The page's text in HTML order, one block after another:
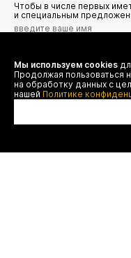
Чтобы в числе первых
и специальным
Я даю согласие на
персональных данных
рекламных и
Юнайтед', а также
Политикой
Мы используем cookies
Продолжая пользоваться
на обработку данных с
нашей Политике